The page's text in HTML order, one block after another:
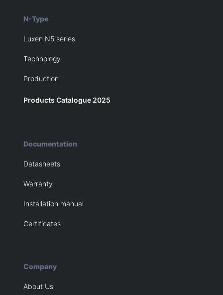
N-Type
Luxen N5 series
Technology
Production
Products Catalogue 2025
Documentation
Datasheets
Warranty
Installation manual
Certificates
Company
About Us